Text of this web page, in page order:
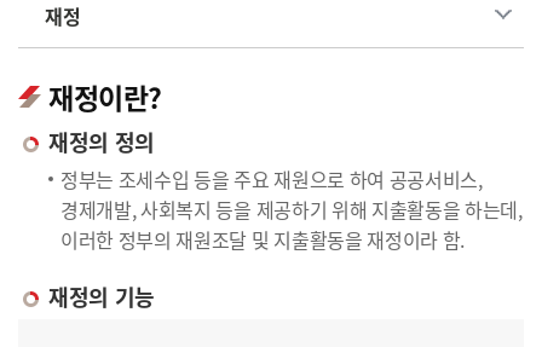
재정
재정이란?
재정의 정의
정부는 조세수입 등을 주요 재원으로 하여 공공서비스,
경제개발, 사회복지 등을 제공하기 위해 지출활동을 하는데,
이러한 정부의 재원조달 및 지출활동을 재정이라 함.
재정의 기능